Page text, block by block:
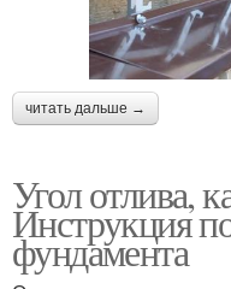
читать дальше →
Угол отлива,
Инструкция
фундамента